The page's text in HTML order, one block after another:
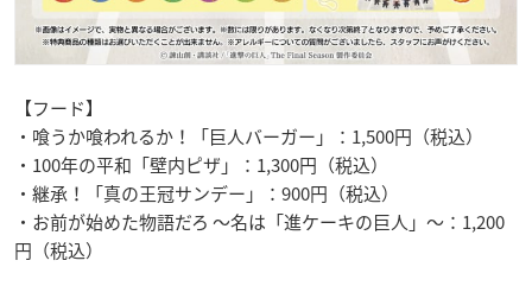
【フード】
・喰うか喰われるか！「巨人バーガー」：1,500円（税込）
・100年の平和「壁内ピザ」：1,300円（税込）
・継承！「真の王冠サンデー」：900円（税込）
・お前が始めた物語だろ ～名は「進ケーキの巨人」～：1,200
円（税込）